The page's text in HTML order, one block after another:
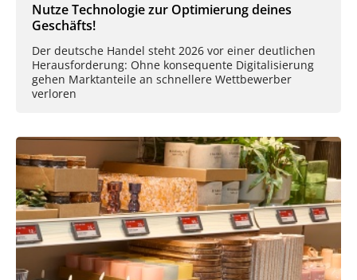
Nutze Technologie zur Optimierung deines
Geschäfts!
Der deutsche Handel steht 2026 vor einer deutlichen
Herausforderung: Ohne konsequente Digitalisierung
gehen Marktanteile an schnellere Wettbewerber
verloren